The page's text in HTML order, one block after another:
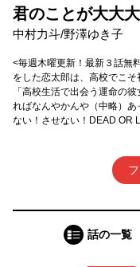
君のことが大大
中村力斗/野澤ゆき子
<毎週木曜更新！最新３話
をした恋太郎は、高校でこ
「高校生活で出会う運命の
ればなんやかんや（中略）
ない！させない！DEAD OR
話の一覧